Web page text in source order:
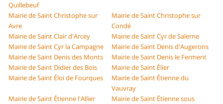
Quillebeuf
Mairie de Saint Christophe sur
Avre
Mairie de Saint Christophe sur
Condé
Mairie de Saint Clair d'Arcey
Mairie de Saint Cyr de Salerne
Mairie de Saint Cyr la Campagne
Mairie de Saint Denis d'Augerons
Mairie de Saint Denis des Monts
Mairie de Saint Denis le Ferment
Mairie de Saint Didier des Bois
Mairie de Saint Élier
Mairie de Saint Éloi de Fourques
Mairie de Saint Étienne du
Vauvray
Mairie de Saint Étienne l'Allier
Mairie de Saint Étienne sous